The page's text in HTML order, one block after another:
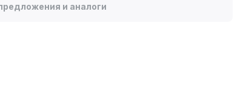
и аналоги